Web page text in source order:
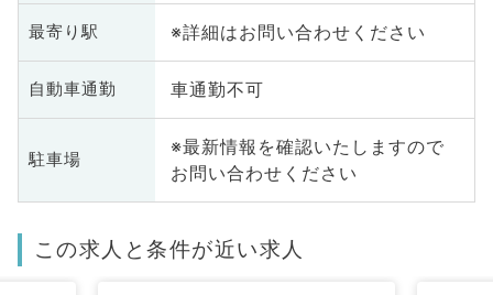
最寄り駅 ※詳細はお問い合わせください
自動車通勤 車通勤不可
駐車場
※最新情報を確認いたしますので
お問い合わせください
この求人と条件が近い求人